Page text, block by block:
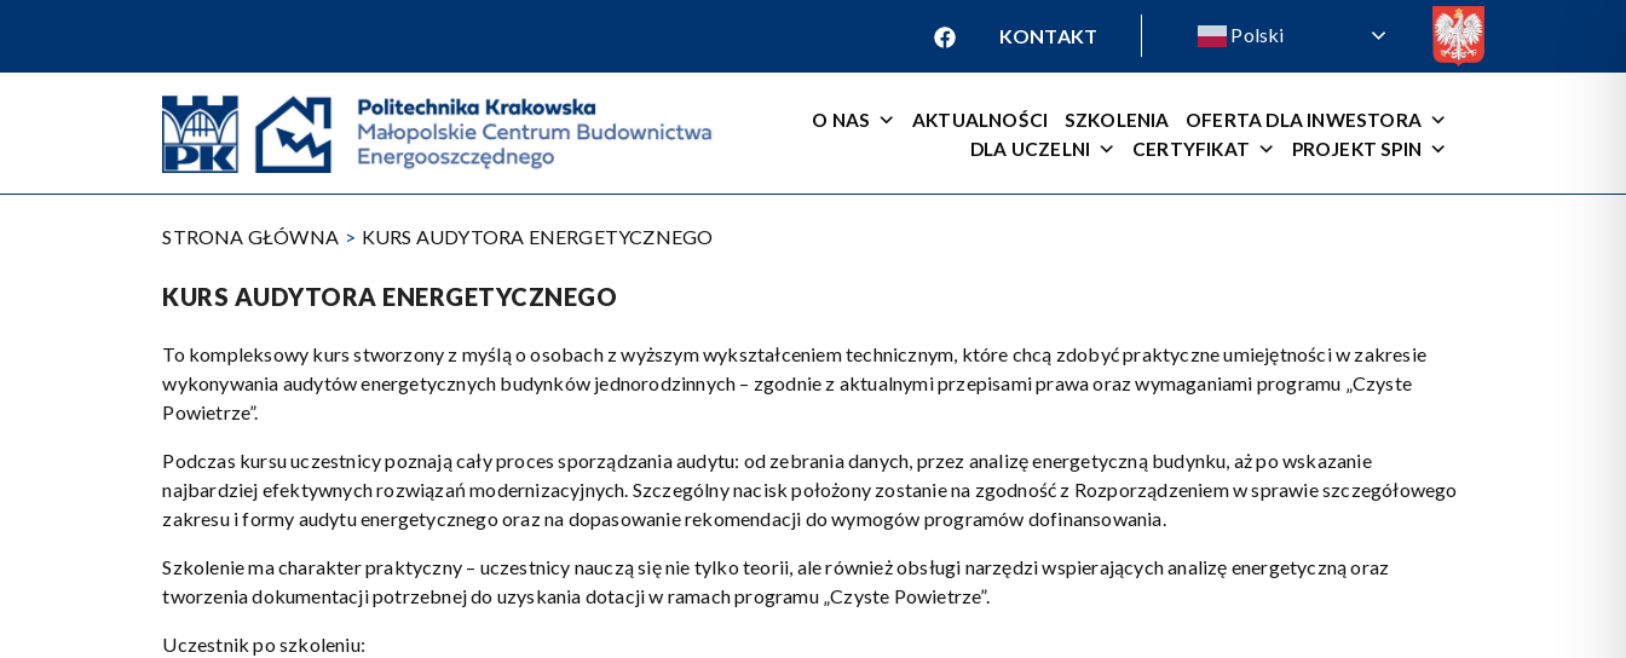
treści
KONTAKT Polski
O NAS AKTUALNOŚCI SZKOLENIA
OFERTA DLA INWESTORA
DLA UCZELNI
CERTYFIKAT PROJEKT SPIN
STRONA GŁÓWNA KURS AUDYTORA ENERGETYCZNEGO
KURS AUDYTORA ENERGETYCZNEGO
To kompleksowy kurs stworzony z myślą o osobach z wyższym wykształceniem technicznym, które chcą zdobyć praktyczne umiejętności w zakresie
wykonywania audytów energetycznych budynków jednorodzinnych – zgodnie z aktualnymi przepisami prawa oraz wymaganiami programu „Czyste
Powietrze”.
Podczas kursu uczestnicy poznają cały proces sporządzania audytu: od zebrania danych, przez analizę energetyczną budynku, aż po wskazanie
najbardziej efektywnych rozwiązań modernizacyjnych. Szczególny nacisk położony zostanie na zgodność z Rozporządzeniem w sprawie szczegółowego
zakresu i formy audytu energetycznego oraz na dopasowanie rekomendacji do wymogów programów dofinansowania.
Szkolenie ma charakter praktyczny – uczestnicy nauczą się nie tylko teorii, ale również obsługi narzędzi wspierających analizę energetyczną oraz
tworzenia dokumentacji potrzebnej do uzyskania dotacji w ramach programu „Czyste Powietrze”.
Uczestnik po szkoleniu: